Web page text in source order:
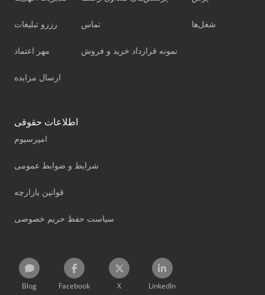
رزرو تبلیغات
مهر اعتماد
ارسال مزایده
تماس
نمونه قرارداد خرید و فروش
شغل‌ها
اطلاعات حقوقی
امپرسیوم
شرایط و ضوابط عمومی
قوانین بازارچه
سیاست حفظ حریم خصوصی
Blog Facebook X LinkedIn